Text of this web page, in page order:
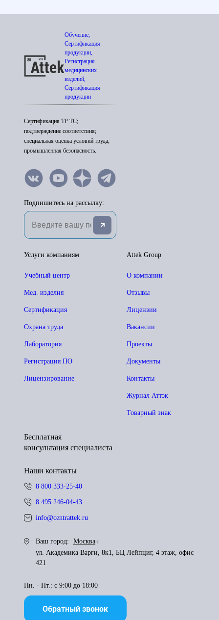
Обучение,
Сертификация
продукции,
Регистрация
медицинских
изделий,
Сертификация
продукции
Сертификация ТР ТС;
подтверждение соответствия;
специальная оценка условий труда;
промышленная безопасность.
Подпишитесь на рассылку:
Attek Group
О компании
Отзывы
Лицензии
Вакансии
Проекты
Документы
Контакты
Журнал Аттэк
Товарный знак
Услуги компаниям
Учебный центр
Мед. изделия
Сертификация
Охрана труда
Лаборатория
Регистрация ПО
Лицензирование
Бесплатная
консультация специалиста
Наши контакты
8 800 333-25-40
8 495 246-04-43
info@centrattek.ru
Ваш город:
Москва
ул. Академика Варги, 8к1, БЦ Лейпциг, 4 этаж, офис
421
Пн. - Пт.: с 9:00 до 18:00
Обратный звонок